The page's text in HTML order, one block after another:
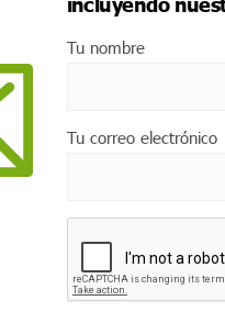
Tu nombre
Tu correo electrónico